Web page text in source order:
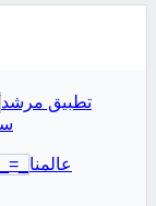
تطبيق مرشد
عالمنا